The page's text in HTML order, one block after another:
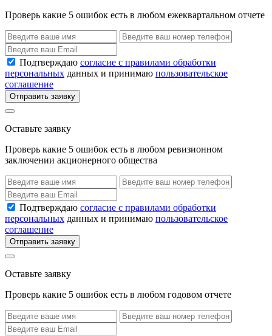
Проверь какие 5 ошибок есть в любом ежеквартальном отчете
Подтверждаю согласие с правилами обработки
персональных данных и принимаю пользовательское
соглашение
Отправить заявку
Оставьте заявку
Проверь какие 5 ошибок есть в любом ревизионном
заключении акционерного общества
Подтверждаю согласие с правилами обработки
персональных данных и принимаю пользовательское
соглашение
Отправить заявку
Оставьте заявку
Проверь какие 5 ошибок есть в любом годовом отчете